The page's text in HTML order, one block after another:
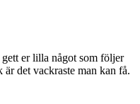
er lilla något som följer
det vackraste man kan få.